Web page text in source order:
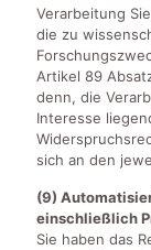
Verarbeitung
die zu
Artikel 89
denn, die
Interesse
sich an den
(9)
einschließlich
Sie haben das